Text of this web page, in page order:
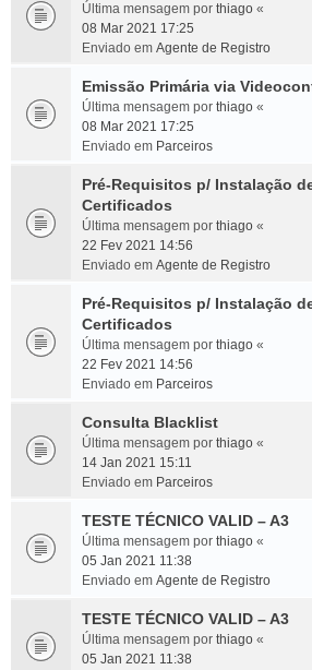
Última mensagem por thiago «
08 Mar 2021 17:25
Enviado em Agente de Registro
Emissão Primária via
Última mensagem por thiago «
08 Mar 2021 17:25
Enviado em Parceiros
Pré-Requisitos p/ Instalação
Certificados
Última mensagem por thiago «
22 Fev 2021 14:56
Enviado em Agente de Registro
Pré-Requisitos p/ Instalação
Certificados
Última mensagem por thiago «
22 Fev 2021 14:56
Enviado em Parceiros
Consulta Blacklist
Última mensagem por thiago «
14 Jan 2021 15:11
Enviado em Parceiros
TESTE TÉCNICO VALID – A3
Última mensagem por thiago «
05 Jan 2021 11:38
Enviado em Agente de Registro
TESTE TÉCNICO VALID – A3
Última mensagem por thiago «
05 Jan 2021 11:38